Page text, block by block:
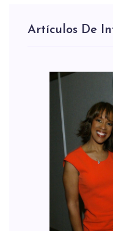
Artículos De